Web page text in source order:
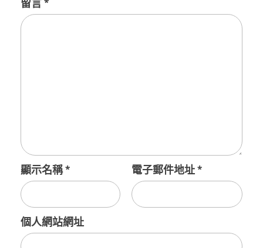
留言*
顯示名稱* 電子郵件地址*
個人網站網址